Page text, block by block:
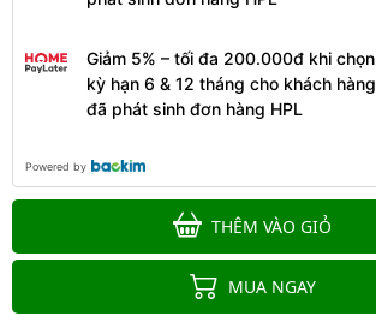
Giảm 5% – tối đa 200.000đ khi chọn
kỳ hạn 6 & 12 tháng cho khách hàng
đã phát sinh đơn hàng HPL
Powered by
THÊM VÀO GIỎ
MUA NGAY